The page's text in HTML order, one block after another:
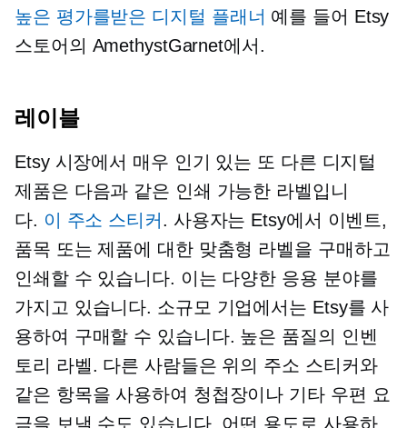
높은 평가를받은 디지털 플래너 예를 들어 Etsy
스토어의 AmethystGarnet에서.
레이블
Etsy 시장에서 매우 인기 있는 또 다른 디지털
제품은 다음과 같은 인쇄 가능한 라벨입니
다. 이 주소 스티커 . 사용자는 Etsy에서 이벤트,
품목 또는 제품에 대한 맞춤형 라벨을 구매하고
인쇄할 수 있습니다. 이는 다양한 응용 분야를
가지고 있습니다. 소규모 기업에서는 Etsy를 사
용하여 구매할 수 있습니다. 높은 품질의 인벤
토리 라벨. 다른 사람들은 위의 주소 스티커와
같은 항목을 사용하여 청첩장이나 기타 우편 요
금을 보낼 수도 있습니다. 어떤 용도로 사용하